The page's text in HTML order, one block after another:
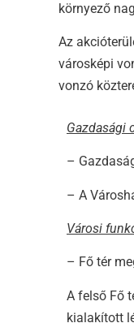
környező
Az
városképi
vonzó
Gazdasági
–
– A
Városi
– Fő tér
A felső Fő
kialakított